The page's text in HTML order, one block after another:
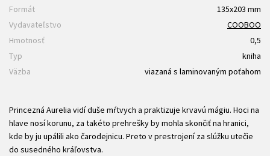
Formát
135x203 mm
Vydavateľstvo
COOBOO
Hmotnosť
0,5
Typ
kniha
Väzba
viazaná s laminovaným poťahom
Princezná Aurelia vidí duše mŕtvych a praktizuje krvavú mágiu. Hoci na
hlave nosí korunu, za takéto prehrešky by mohla skončiť na hranici,
kde by ju upálili ako čarodejnicu. Preto v prestrojení za slúžku utečie
do susedného kráľovstva.